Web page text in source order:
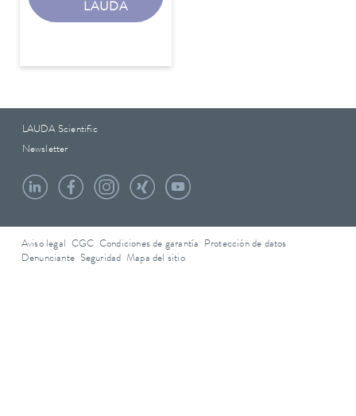
LAUDA
LAUDA Scientific
Newsletter
Aviso legal CGC Condiciones de garantía
Protección de datos
Denunciante Seguridad Mapa del sitio